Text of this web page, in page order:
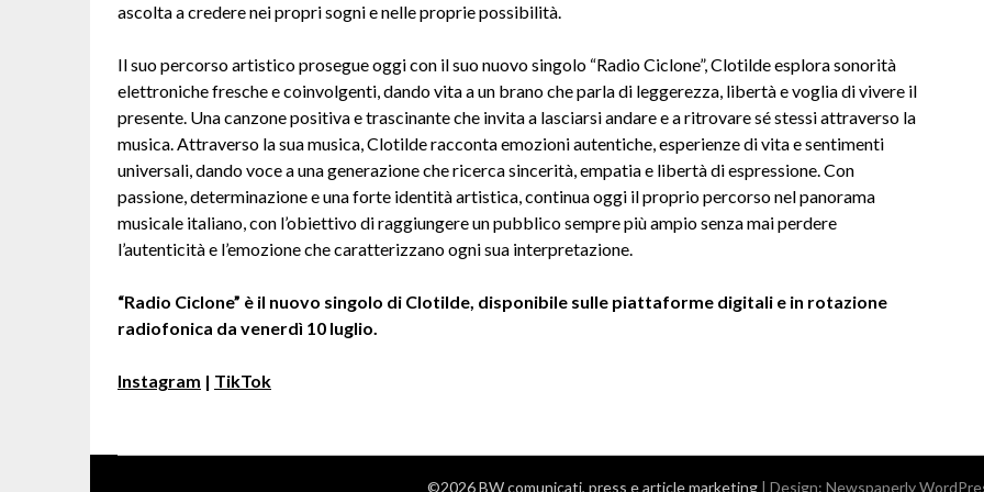
ascolta a credere nei propri sogni e nelle proprie possibilità.
Il suo percorso artistico prosegue oggi con il suo nuovo singolo “Radio Ciclone”, Clotilde esplora sonorità
elettroniche fresche e coinvolgenti, dando vita a un brano che parla di leggerezza, libertà e voglia di vivere il
presente. Una canzone positiva e trascinante che invita a lasciarsi andare e a ritrovare sé stessi attraverso la
musica. Attraverso la sua musica, Clotilde racconta emozioni autentiche, esperienze di vita e sentimenti
universali, dando voce a una generazione che ricerca sincerità, empatia e libertà di espressione. Con
passione, determinazione e una forte identità artistica, continua oggi il proprio percorso nel panorama
musicale italiano, con l’obiettivo di raggiungere un pubblico sempre più ampio senza mai perdere
l’autenticità e l’emozione che caratterizzano ogni sua interpretazione.
“Radio Ciclone” è il nuovo singolo di Clotilde, disponibile sulle piattaforme digitali e in rotazione
radiofonica da venerdì 10 luglio.
Instagram | TikTok
©2026 BW comunicati, press e article marketing | Design: Newspaperly